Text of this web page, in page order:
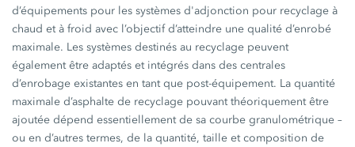
d’équipements pour les systèmes d'adjonction pour recyclage à
chaud et à froid avec l’objectif d’atteindre une qualité d’enrobé
maximale. Les systèmes destinés au recyclage peuvent
également être adaptés et intégrés dans des centrales
d’enrobage existantes en tant que post-équipement. La quantité
maximale d’asphalte de recyclage pouvant théoriquement être
ajoutée dépend essentiellement de sa courbe granulométrique –
ou en d’autres termes, de la quantité, taille et composition de